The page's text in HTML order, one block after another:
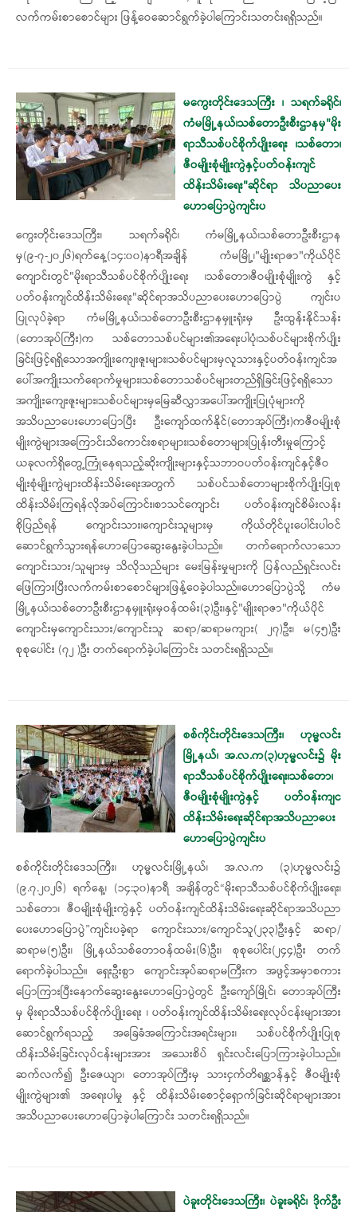
လက်ကမ်းစာစောင်များ ဖြန့်ဝေဆောင်ရွက်ခဲ့ပါကြောင်းသတင်းရရှိသည်။
မကွေးတိုင်းဒေသကြီး ၊ သရက်ခရိုင်၊
ကံမမြို့နယ်၊သစ်တောဦးစီးဌာနမှ"မိုး
ရာသီသစ်ပင်စိုက်ပျိုးရေး ၊သစ်တော၊
ဇီဝမျိုးစုံမျိုးကွဲနှင့်ပတ်ဝန်းကျင်
ထိန်းသိမ်းရေး"ဆိုင်ရာ သိပညာပေး
ဟောပြောပွဲကျင်းပ
ကွေးတိုင်းဒေသကြီး၊ သရက်ခရိုင်၊ ကံမမြို့နယ်၊သစ်တောဦးစီးဌာန
မှ(၉-၇-၂၀၂၆)ရက်နေ့(၁၄:၀၀)နာရီအချိန် ကံမမြို့၊"မျိုးရာဇာ"ကိုယ်ပိုင်​
ကျောင်းတွင်"မိုးရာသီသစ်ပင်စိုက်ပျိုးရေး ၊သစ်တော၊ဇီဝမျိုးစုံမျိုးကွဲ နှင့်
ပတ်ဝန်းကျင်ထိန်းသိမ်းရေး"ဆိုင်ရာအသိပညာပေးဟောပြောပွဲ ကျင်းပ
ပြုလုပ်ခဲ့ရာ ကံမမြို့နယ်၊သစ်တောဦးစီးဌာနမှူးရုံးမှ ဦးထွန်းနိုင်သန်း
(တောအုပ်ကြီး)က သစ်တောသစ်ပင်များ၏အ​ရေးပါပုံ၊သစ်ပင်များစိုက်ပျိုး
ခြင်းဖြင့်ရရှိ​သောအကျိုး​ကျေးဇူးများ၊သစ်ပင်များမှလူသားနှင့်ပတ်ဝန်းကျင်အ​
ပေါ်အကျိုးသက်​ရောက်မှုများ၊သစ်​တောသစ်ပင်များတည်ရှိခြင်းဖြင့်ရရှိ​သော
အကျိုး​ကျေးဇူးများ၊သစ်ပင်များမှ​မြေဆီလွှာအ​ပေါ်အကျိုးပြုပုံများကို​
အသိပညာ​ပေးဟော​ပြောပြီး​ ဦး​ကျော်ထက်နိုင်(​တောအုပ်ကြီး)ကဇီဝမျိုးစုံ
မျိုးကွဲများအ​ကြောင်းသိ​ကောင်းစရာများ၊သစ်တောများပြုန်းတီးမှု​ကြောင့်
ယခုလက်ရှိတွေ့ကြုံ​နေရသည့်ဆိုးကျိုးများနှင့်သဘာဝပတ်ဝန်းကျင်နှင့်ဇီဝ
မျိုးစုံမျိုးကွဲများထိန်းသိမ်း​ရေးအတွက် သစ်ပင်သစ်​တောများစိုက်ပျိုးပြုစု
ထိန်းသိမ်းကြရန်လိုအပ်ကြောင်း၊စာသင်ကျောင်း ပတ်ဝန်းကျင်စိမ်းလန်း
စိုပြည်ရန်​ ကျောင်းသား၊ကျောင်းသူများမှ ကိုယ်တိုင်ပူးပေါင်းပါဝင်
ဆောင်ရွက်သွားရန်​ဟောပြောဆွေးနွေးခဲ့ပါသည်။ တက်ရောက်လာသော
ကျောင်းသား/သူများမှ သိလိုသည်များ မေးမြန်းမှုများကို ပြန်လည်ရှင်းလင်း
ဖြေကြားပြီးလက်ကမ်းစာ​စောင်များဖြန့်​ဝေခဲ့ပါသည်။ဟောပြောပွဲသို့ ကံမ
မြို့နယ်၊သစ်တောဦးစီးဌာနမှူးရုံးမှဝန်ထမ်း(၃)ဦး၊နှင့်"မျိုးရာဇာ"ကိုယ်ပိုင်​
ကျောင်းမှ​ကျောင်းသား/​ကျောင်းသူ ဆရာ/ဆရာမကျား( ၂၇)ဦး၊ ​မ(၄၅)ဦး
စုစုပေါင်း (၇၂ )ဦး တက်ရောက်ခဲ့ပါကြောင်း သတင်းရရှိသည်။
စစ်ကိုင်းတိုင်းဒေသကြီး၊ ​ဟုမ္မလင်း
မြို့နယ်၊ အ.လ.က(၃)ဟုမ္မလင်း၌ မိုး
ရာသီသစ်ပင်စိုက်ပျိုး​ရေး၊သစ်တော၊
ဇီဝမျိုးစုံမျိုးကွဲနှင့် ပတ်ဝန်းကျင
ထိန်းသိမ်းရေးဆိုင်ရာအသိပညာပေး
ဟောပြောပွဲကျင်းပ
စစ်ကိုင်းတိုင်းဒေသကြီး၊ ​ဟုမ္မလင်းမြို့နယ်၊ အ.လ.က (၃)ဟုမ္မလင်း၌
(၉.၇.၂၀၂၆) ရက်နေ့၊ (၁၄:၃၀)နာရီ အချိန်တွင်“မိုးရာသီသစ်ပင်စိုက်ပျိုးရေး၊
သစ်​တော၊ ဇီဝမျိုးစုံမျိုးကွဲနှင့် ပတ်ဝန်းကျင်ထိန်းသိမ်း​ရေးဆိုင်ရာအသိပညာ
ပေးဟောပြောပွဲ”ကျင်းပခဲ့ရာ ​​​ကျောင်းသား/​ကျောင်သူ(၂၃၃)ဦးနှင့် ဆရာ/
ဆရာမ(၅)ဦး၊ မြို့နယ်သစ်တောဝန်ထမ်း(၆)ဦး၊ စုစုပေါင်း(၂၄၄)ဦး တက်
ရောက်ခဲ့ပါသည်။ ​ရှေးဦးစွာ ​ကျောင်းအုပ်ဆရာမကြီးက အဖွင့်အမှာစကား​
ပြောကြားပြီး​နောက်ဆွေးနွေး‌ဟောပြောပွဲတွင် ​ဦး​ကျော်မြိုင်၊ ​တောအုပ်ကြီး
မှ မိုးရာသီသစ်ပင်စိုက်ပျိုး​ရေး ၊ ပတ်ဝန်းကျင်ထိန်းသိမ်း​ရေးလုပ်ငန်းများအား
ဆောင်ရွက်ရသည့် အခြေခံအကြောင်းအရင်းများ၊ သစ်ပင်စိုက်ပျိုးပြုစု
ထိန်းသိမ်းခြင်းလုပ်ငန်းများအား အ​သေးစိပ် ရှင်းလင်း​ပြောကြားခဲ့ပါသည်။
ဆက်လက်၍ ဦး​ဇေယျာ၊ ​တောအုပ်ကြီးမှ သားငှက်တိရစ္ဆာန်နှင့် ဇီဝမျိုးစုံ
မျိုးကွဲများ၏ အ​ရေးပါမှု နှင့် ထိန်းသိမ်း​စောင့်​ရှောက်ခြင်းဆိုင်ရာများအား
အသိပညာ​ပေးဟော​ပြောခဲ့ပါကြောင်း သတင်းရရှိသည်။
ပဲခူးတိုင်းဒေသကြီး၊ ပဲခူးခရိုင်၊ ဒိုက်ဦး